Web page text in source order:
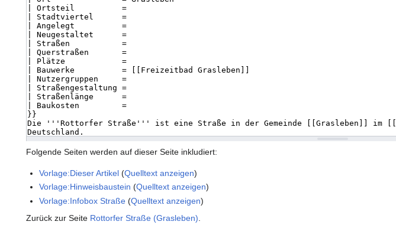
Folgende Seiten werden auf dieser Seite inkludiert:
Vorlage:Dieser Artikel (Quelltext anzeigen)
Vorlage:Hinweisbaustein (Quelltext anzeigen)
Vorlage:Infobox Straße (Quelltext anzeigen)
Zurück zur Seite Rottorfer Straße (Grasleben)